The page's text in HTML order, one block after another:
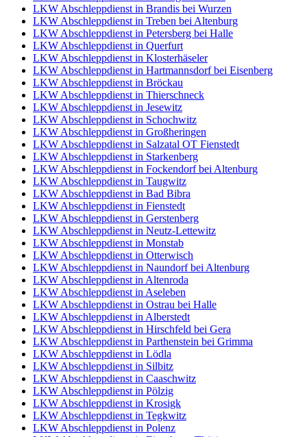
LKW Abschleppdienst in Brandis bei Wurzen
LKW Abschleppdienst in Treben bei Altenburg
LKW Abschleppdienst in Petersberg bei Halle
LKW Abschleppdienst in Querfurt
LKW Abschleppdienst in Klosterhäseler
LKW Abschleppdienst in Hartmannsdorf bei Eisenberg
LKW Abschleppdienst in Bröckau
LKW Abschleppdienst in Thierschneck
LKW Abschleppdienst in Jesewitz
LKW Abschleppdienst in Schochwitz
LKW Abschleppdienst in Großheringen
LKW Abschleppdienst in Salzatal OT Fienstedt
LKW Abschleppdienst in Starkenberg
LKW Abschleppdienst in Fockendorf bei Altenburg
LKW Abschleppdienst in Taugwitz
LKW Abschleppdienst in Bad Bibra
LKW Abschleppdienst in Fienstedt
LKW Abschleppdienst in Gerstenberg
LKW Abschleppdienst in Neutz-Lettewitz
LKW Abschleppdienst in Monstab
LKW Abschleppdienst in Otterwisch
LKW Abschleppdienst in Naundorf bei Altenburg
LKW Abschleppdienst in Altenroda
LKW Abschleppdienst in Aseleben
LKW Abschleppdienst in Ostrau bei Halle
LKW Abschleppdienst in Alberstedt
LKW Abschleppdienst in Hirschfeld bei Gera
LKW Abschleppdienst in Parthenstein bei Grimma
LKW Abschleppdienst in Lödla
LKW Abschleppdienst in Silbitz
LKW Abschleppdienst in Caaschwitz
LKW Abschleppdienst in Pölzig
LKW Abschleppdienst in Krosigk
LKW Abschleppdienst in Tegkwitz
LKW Abschleppdienst in Polenz